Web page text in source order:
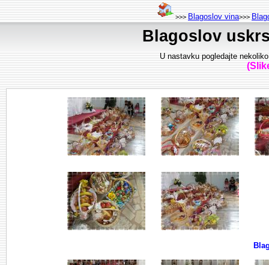
>>> Blagoslov vina>>>
Blagoslov
U nastavku pogledajte